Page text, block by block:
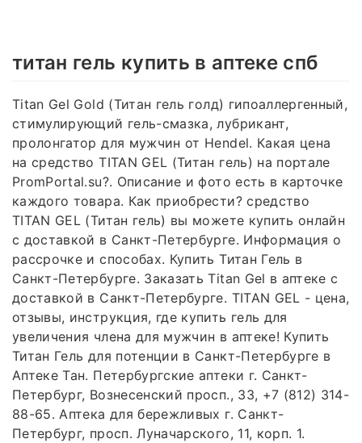
титан гель купить в аптеке спб
Titan Gel Gold (Титан гель голд) гипоаллергенный,
стимулирующий гель-смазка, лубрикант,
пролонгатор для мужчин от Hendel. Какая цена
на средство TITAN GEL (Титан гель) на портале
PromPortal.su?. Описание и фото есть в карточке
каждого товара. Как приобрести? средство
TITAN GEL (Титан гель) вы можете купить онлайн
с доставкой в Санкт-Петербурге. Информация о
рассрочке и способах. Купить Титан Гель в
Санкт-Петербурге. Заказать Titan Gel в аптеке с
доставкой в Санкт-Петербурге. TITAN GEL - цена,
отзывы, инструкция, где купить гель для
увеличения члена для мужчин в аптеке! Купить
Титан Гель для потенции в Санкт-Петербурге в
Аптеке Тан. Петербургские аптеки г. Санкт-
Петербург, Вознесенский просп., 33, +7 (812) 314-
88-65. Аптека для бережливых г. Санкт-
Петербург, просп. Луначарского, 11, корп. 1.